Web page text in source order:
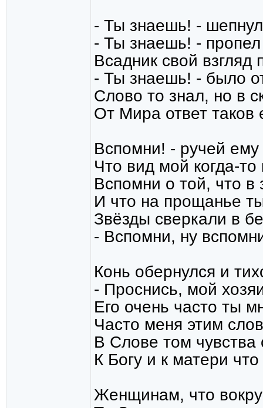
- Ты знаешь! -
- Ты знаешь! -
Всадник свой взгляд
- Ты знаешь! - было
Слово то знал, но в
От Мира ответ таков
Вспомни! - ручей
Что вид мой когда-
Вспомни о той, что в
И что на прощанье
Звёзды сверкали в
- Вспомни, ну
Конь обернулся и
- Проснись, мой
Его очень часто ты
Часто меня этим
В Слове том
К Богу и к матери
Женщинам, что